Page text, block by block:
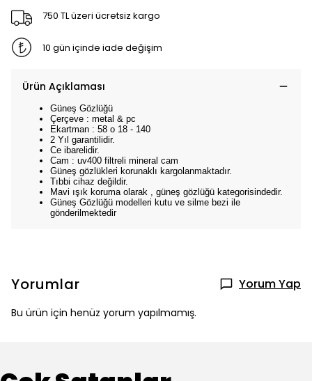
750 TL üzeri ücretsiz kargo
10 gün içinde iade değişim
Ürün Açıklaması
Güneş Gözlüğü
Çerçeve : metal & pc
Ekartman : 58 o 18 - 140
2 Yıl garantilidir.
Ce ibarelidir.
Cam : uv400 filtreli mineral cam
Güneş gözlükleri korunaklı kargolanmaktadır.
Tıbbi cihaz değildir.
Mavi ışık koruma olarak , güneş gözlüğü kategorisindedir.
Güneş Gözlüğü modelleri kutu ve silme bezi ile
gönderilmektedir
Yorumlar Yorum Yap
Bu ürün için henüz yorum yapılmamış.